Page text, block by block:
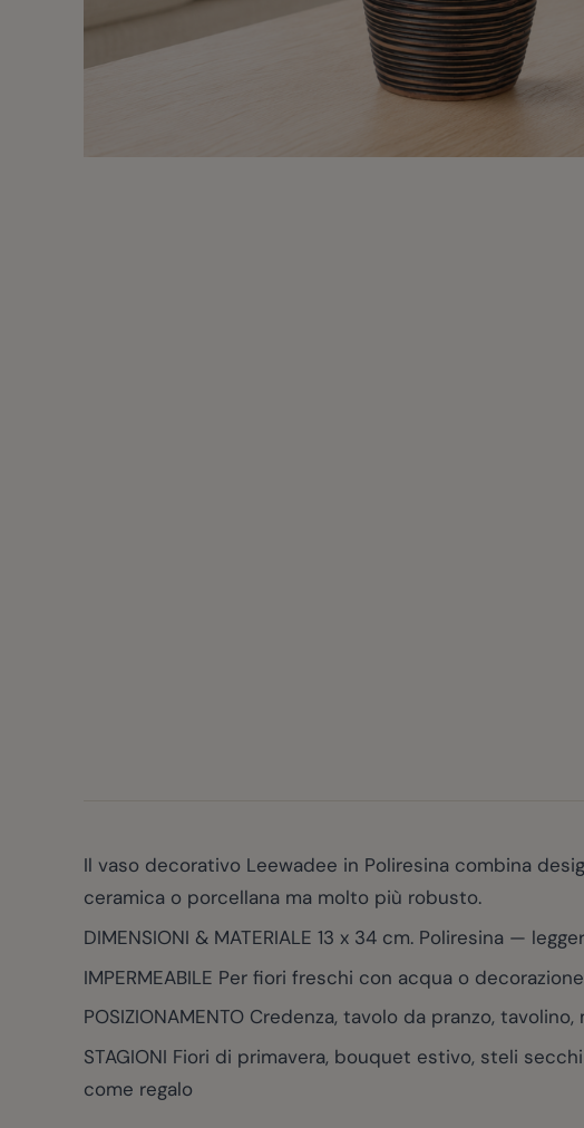
Il vaso decorativo Leewadee in Poliresina combina
ceramica o porcellana ma molto più robusto.
DIMENSIONI & MATERIALE 13 x 34 cm. Poliresina —
IMPERMEABILE Per fiori freschi con acqua o
POSIZIONAMENTO Credenza, tavolo da pranzo,
STAGIONI Fiori di primavera, bouquet estivo, steli
come regalo